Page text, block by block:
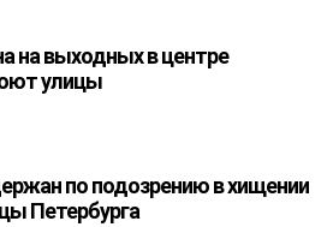
на выходных в центре
улицы
по подозрению в хищении
Петербурга